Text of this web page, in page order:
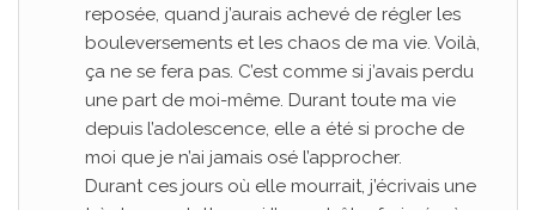
reposée, quand j’aurais achevé de régler les
bouleversements et les chaos de ma vie. Voilà,
ça ne se fera pas. C’est comme si j’avais perdu
une part de moi-même. Durant toute ma vie
depuis l’adolescence, elle a été si proche de
moi que je n’ai jamais osé l’approcher.
Durant ces jours où elle mourrait, j’écrivais une